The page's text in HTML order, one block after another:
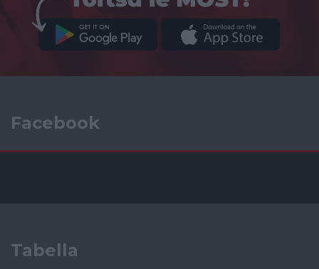
Facebook
Tabella